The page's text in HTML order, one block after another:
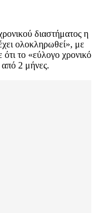
διαστήματος η
ολοκληρωθεί», με
ότι το «εύλογο χρονικό
από 2 μήνες.